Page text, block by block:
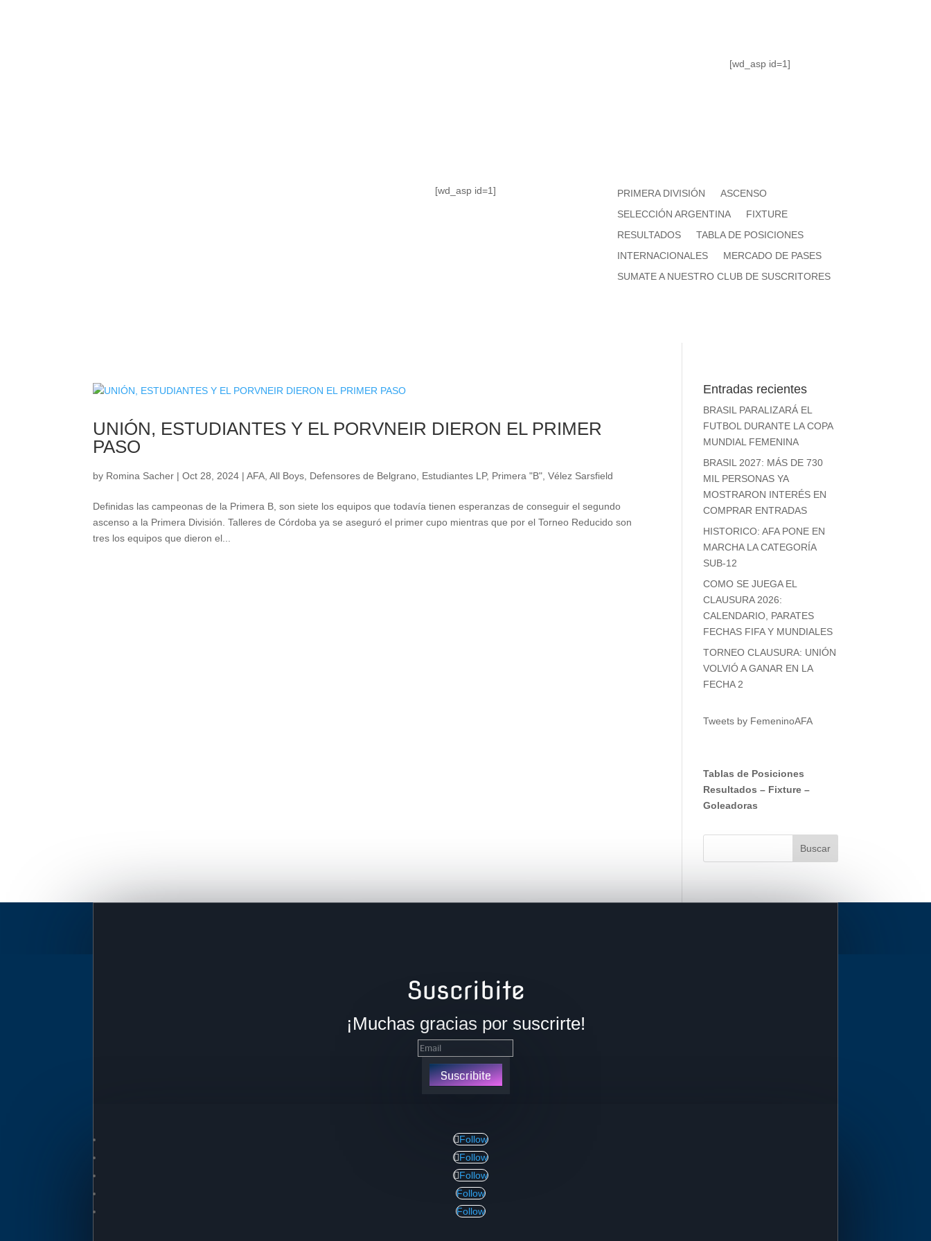
[wd_asp id=1]
[wd_asp id=1] PRIMERA DIVISIÓN
ASCENSO
SELECCIÓN ARGENTINA
FIXTURE
RESULTADOS
TABLA DE POSICIONES
INTERNACIONALES
MERCADO DE PASES
SUMATE A NUESTRO CLUB DE SUSCRITORES
UNIÓN, ESTUDIANTES Y EL PORVNEIR DIERON EL PRIMER
PASO
by Romina Sacher |Oct 28, 2024 |AFA ,All Boys Defensores de Belgrano Estudiantes LP, Primera "B" ,Vélez Sarsfield
Definidas las campeonas de la Primera B, son siete los equipos que todavía tienen esperanzas de conseguir el segundo
ascenso a la Primera División. Talleres de Córdoba ya se aseguró el primer cupo mientras que por el Torneo Reducido son
tres los equipos que dieron el...
Entradas recientes
BRASIL PARALIZARÁ EL
FUTBOL DURANTE LA COPA
MUNDIAL FEMENINA
BRASIL 2027: MÁS DE 730
MIL PERSONAS YA
MOSTRARON INTERÉS EN
COMPRAR ENTRADAS
HISTORICO: AFA PONE EN
MARCHA LA CATEGORÍA
SUB-12
COMO SE JUEGA EL
CLAUSURA 2026:
CALENDARIO, PARATES
FECHAS FIFA Y MUNDIALES
TORNEO CLAUSURA: UNIÓN
VOLVIÓ A GANAR EN LA
FECHA 2
Tweets by FemeninoAFA
Tablas de Posiciones
Resultados – Fixture –
Goleadoras
Suscribite
¡Muchas gracias por suscrirte!
Suscribite
Follow
Follow
Follow
Follow
Follow